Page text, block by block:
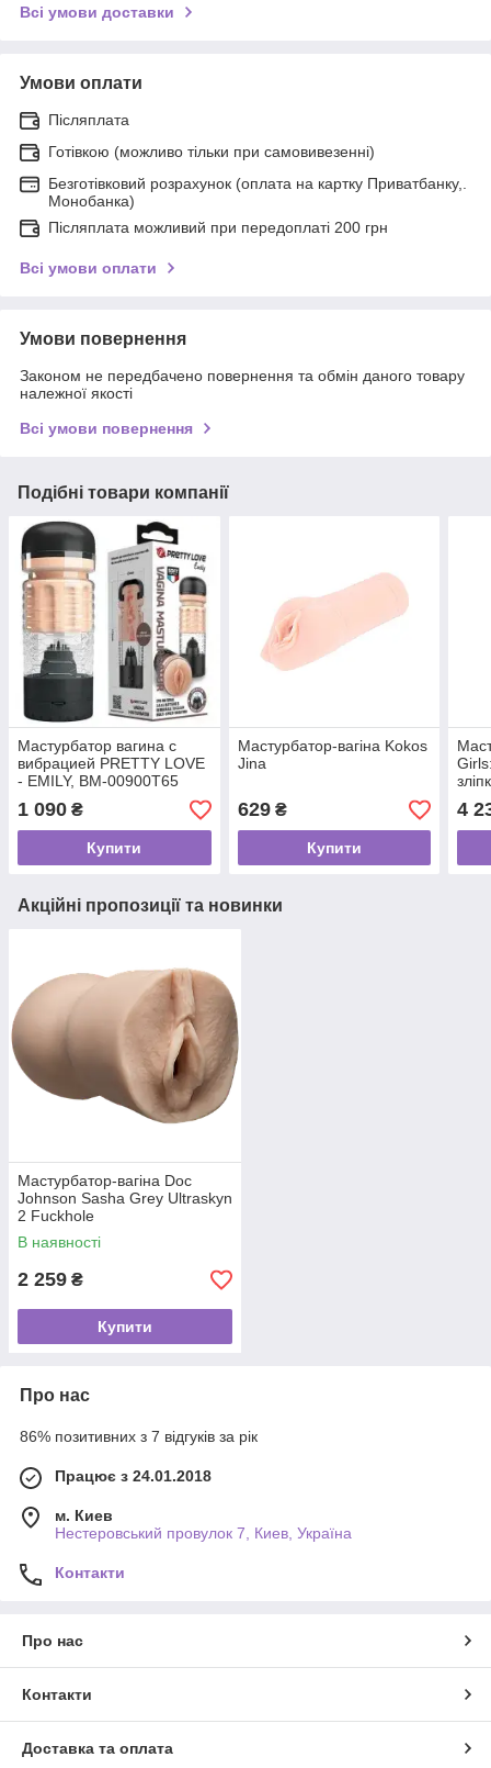
Всі умови доставки
Умови оплати
Післяплата
Готівкою (можливо тільки при самовивезенні)
Безготівковий розрахунок (оплата на картку Приватбанку,.
Монобанка)
Післяплата можливий при передоплаті 200 грн
Всі умови оплати
Умови повернення
Законом не передбачено повернення та обмін даного товару
належної якості
Всі умови повернення
Подібні товари компанії
Мастурбатор вагина с
вибрацией PRETTY LOVE
- EMILY, BM-00900T65
1 090 ₴
Купити
Мастурбатор-вагіна Kokos
Jina
629₴
Купити
4
Акційні пропозиції та новинки
Мастурбатор-вагіна Doc
Johnson Sasha Grey Ultraskyn
2 Fuckhole
В наявності
2 259 ₴
Купити
Про нас
86% позитивних з 7 відгуків за рік
Працює з 24.01.2018
м. Киев
Нестеровський провулок 7, Киев, Україна
Контакти
Про нас
Контакти
Доставка та оплата